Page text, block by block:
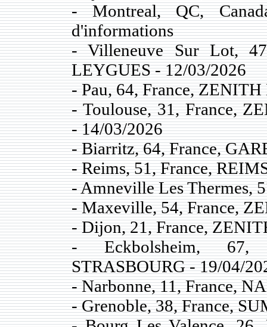
- Montreal, QC,
d'informations
- Villeneuve Sur Lot,
LEYGUES - 12/03/2026
- Pau, 64, France,
- Toulouse, 31, France,
- 14/03/2026
- Biarritz, 64, France,
- Reims, 51, France,
- Amneville Les Thermes,
- Maxeville, 54, France,
- Dijon, 21, France,
- Eckbolsheim, 67,
STRASBOURG - 19/04/
- Narbonne, 11, France,
- Grenoble, 38, France,